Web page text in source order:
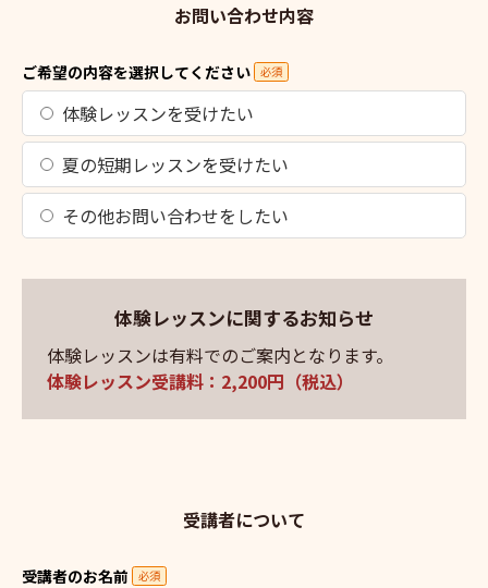
お問い合わせ内容
ご希望の内容を選択してください 必須
体験レッスンを受けたい
夏の短期レッスンを受けたい
その他お問い合わせをしたい
体験レッスンに関するお知らせ
体験レッスンは有料でのご案内となります。
体験レッスン受講料：2,200円（税込）
受講者について
受講者のお名前 必須